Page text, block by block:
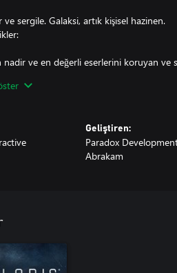
sergile. Galaksi, artık kişisel hazinen.
nadir ve en değerli eserlerini koruyan ve
numune (ve diğer DLC'lerde daha
yakala ve üret, ardından genetik
ve İlkel Çağrı
İki Ölümcül Tür
Geliştiren:
Paradox
Abrakam